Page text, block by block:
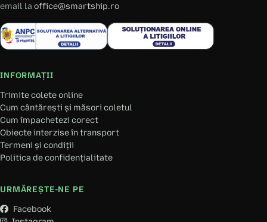
email la office@smartship.ro
INFORMAȚII
Trimite colete online
Cum cântărești și măsori coletul
Cum împachetezi corect
Obiecte interzise în transport
Termeni și condiții
Politica de confidențialitate
URMĂREȘTE-NE PE
Facebook